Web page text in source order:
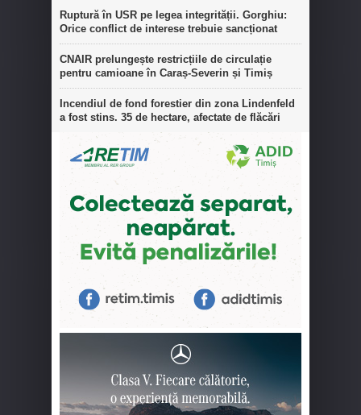
Ruptură în USR pe legea integrității. Gorghiu:
Orice conflict de interese trebuie sancționat
CNAIR prelungește restricțiile de circulație
pentru camioane în Caraș-Severin și Timiș
Incendiul de fond forestier din zona Lindenfeld
a fost stins. 35 de hectare, afectate de flăcări